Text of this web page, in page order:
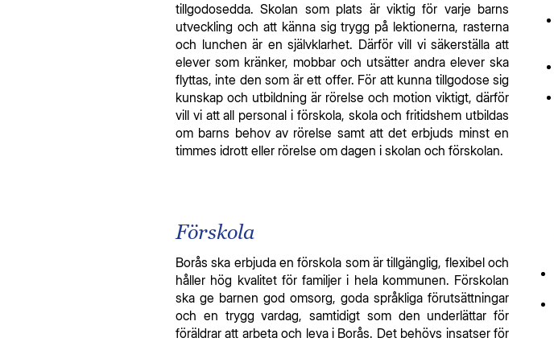
tillgodosedda. Skolan som plats är viktig för varje barns
utveckling och att känna sig trygg på lektionerna, rasterna
och lunchen är en självklarhet. Därför vill vi säkerställa att
elever som kränker, mobbar och utsätter andra elever ska
flyttas, inte den som är ett offer. För att kunna tillgodose sig
kunskap och utbildning är rörelse och motion viktigt, därför
vill vi att all personal i förskola, skola och fritidshem utbildas
om barns behov av rörelse samt att det erbjuds minst en
timmes idrott eller rörelse om dagen i skolan och förskolan.
Förskola
Borås ska erbjuda en förskola som är tillgänglig, flexibel och
håller hög kvalitet för familjer i hela kommunen. Förskolan
ska ge barnen god omsorg, goda språkliga förutsättningar
och en trygg vardag, samtidigt som den underlättar för
föräldrar att arbeta och leva i Borås. Det behövs insatser för